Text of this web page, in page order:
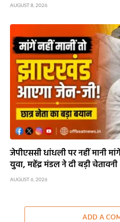
AUGUST 8, 2026
जेपीएससी धांधली पर नहीं मानी
युवा, महेंद्र मंडल ने दी बड़ी चेतावनी
AUGUST 6, 2026
ADD A